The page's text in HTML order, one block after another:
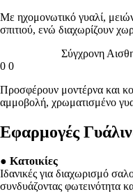
Με ηχομονωτικό γυαλί,
σπιτιού, ενώ διαχωρίζουν
Σύγχρονη
0 0
Προσφέρουν μοντέρνα και
αμμοβολή, χρωματισμένο
Εφαρμογές
● Κατοικίες
Ιδανικές για διαχωρισμό
συνδυάζοντας φωτεινότητα